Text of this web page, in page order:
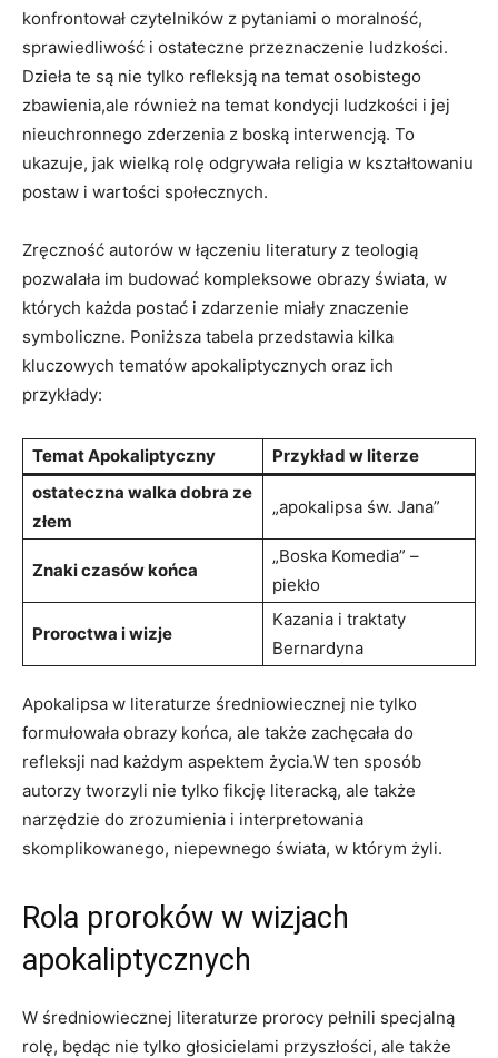
konfrontował czytelników z pytaniami o moralność,​
sprawiedliwość i ostateczne przeznaczenie ludzkości.
Dzieła te są nie ⁤tylko refleksją na temat osobistego⁣
zbawienia,ale również na temat kondycji ludzkości i jej
nieuchronnego zderzenia ⁤z boską interwencją. To
ukazuje, jak wielką rolę odgrywała religia‍ w kształtowaniu
postaw i wartości społecznych.
Zręczność autorów w łączeniu ​literatury z teologią
pozwalała im⁣ budować kompleksowe obrazy świata, w
których każda postać i zdarzenie miały ​znaczenie
symboliczne. Poniższa tabela przedstawia kilka
kluczowych tematów apokaliptycznych oraz ich
przykłady:
Temat Apokaliptyczny
Przykład w literze
ostateczna walka dobra‍ ze
złem
„apokalipsa św. Jana”
Znaki czasów końca
„Boska Komedia” –
piekło
Proroctwa i wizje
Kazania i ⁣traktaty‍
Bernardyna
Apokalipsa w literaturze średniowiecznej nie tylko
formułowała obrazy‌ końca, ale także zachęcała do
refleksji nad każdym aspektem życia.W ten sposób
autorzy tworzyli nie tylko fikcję literacką, ale także
narzędzie do zrozumienia i interpretowania
skomplikowanego, niepewnego świata, w którym żyli.
Rola ⁤proroków w wizjach
‌apokaliptycznych
W średniowiecznej literaturze prorocy pełnili specjalną
rolę,⁣ będąc nie tylko​ głosicielami przyszłości, ale⁢ także